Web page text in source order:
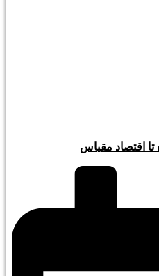
تا اقتصاد مقیاس